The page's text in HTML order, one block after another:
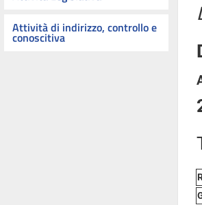
Attività di indirizzo, controllo e
conoscitiva